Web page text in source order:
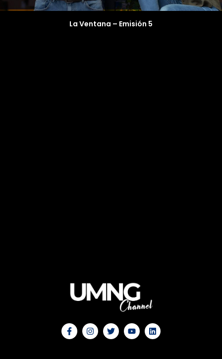
La Ventana – Emisión 5